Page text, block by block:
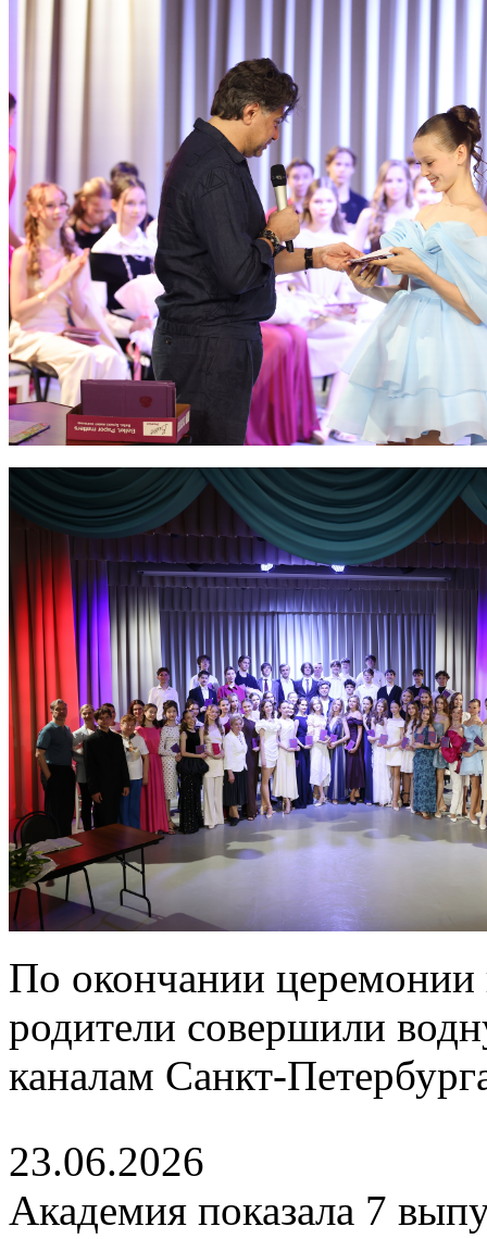
По окончании церемонии
родители совершили
каналам Санкт-
23.06.2026
Академия показала 7